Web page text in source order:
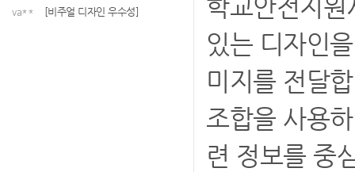
va** [비주얼 디자인 우수성]
학교안전지
있는 디자인
미지를 전달
조합을 사용
련 정보를 중